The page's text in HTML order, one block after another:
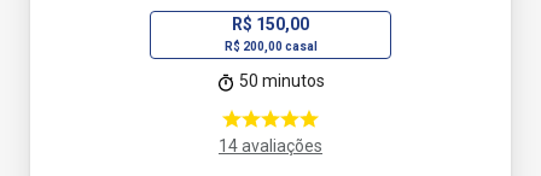
R$ 150,00
R$ 200,00 casal
50 minutos
14 avaliações